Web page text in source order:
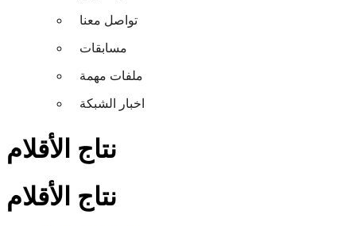
تواصل معنا
مسابقات
ملفات مهمة
اخبار الشبكة
نتاج الأقلام
نتاج الأقلام